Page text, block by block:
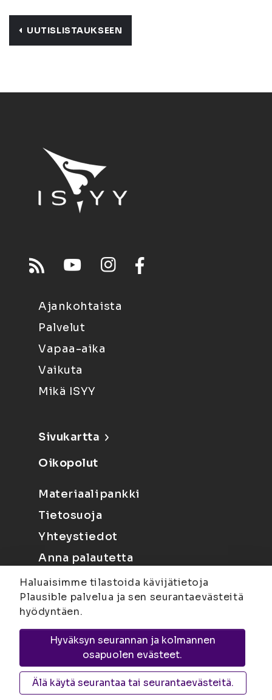
UUTISLISTAUKSEEN
Ajankohtaista
Palvelut
Vapaa-aika
Vaikuta
Mikä ISYY
Sivukartta
Oikopolut
Materiaalipankki
Tietosuoja
Yhteystiedot
Anna palautetta
Joensuu
Suvantokatu 6, 80100 Joensuu |
KuopioYliopistonranta 15, PL 1627, 70211
Kuopio
Haluaisimme tilastoida kävijätietoja
Plausible palvelua ja sen seurantaevästeitä
hyödyntäen.
Hyväksyn seurannan ja kolmannen
osapuolen evästeet.
Älä käytä seurantaa tai seurantaevästeitä.